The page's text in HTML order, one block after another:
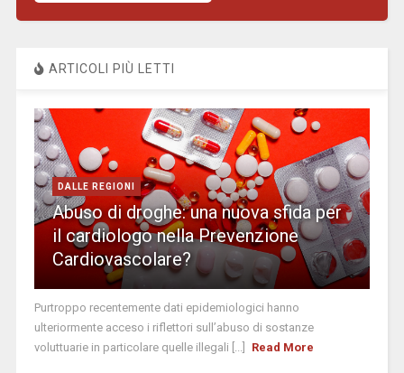
ARTICOLI PIÙ LETTI
DALLE REGIONI
Abuso di droghe: una nuova sfida per
il cardiologo nella Prevenzione
Cardiovascolare?
Purtroppo recentemente dati epidemiologici hanno
ulteriormente acceso i riflettori sull’abuso di sostanze
voluttuarie in particolare quelle illegali [...]
Read More